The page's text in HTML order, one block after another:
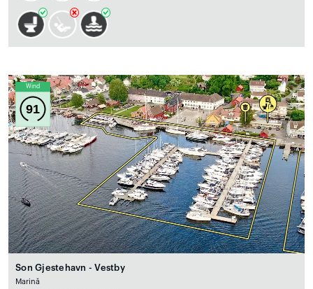
Wind
91
Son Gjestehavn - Vestby
Marină